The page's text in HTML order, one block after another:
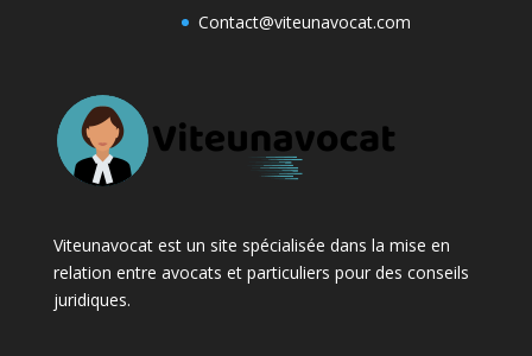
Contact@viteunavocat.com
Viteunavocat est un site spécialisée dans la mise en
relation entre avocats et particuliers pour des conseils
juridiques.